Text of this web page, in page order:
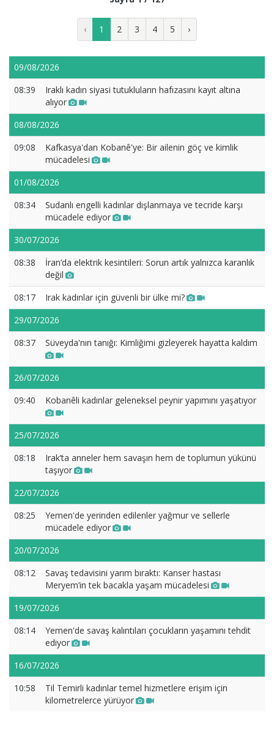
‹ 1 2 3 4 5 ›
09/08/2026
08:39
Iraklı kadın siyasi tutukluların hafızasını kayıt altına
alıyor
08/08/2026
09:08
Kafkasya'dan Kobanê'ye: Bir ailenin göç ve kimlik
mücadelesi
01/08/2026
08:34
Sudanlı engelli kadınlar dışlanmaya ve tecride karşı
mücadele ediyor
30/07/2026
08:38
İran’da elektrik kesintileri: Sorun artık yalnızca karanlık
değil
08:17
Irak kadınlar için güvenli bir ülke mi?
29/07/2026
08:37
Süveyda'nın tanığı: Kimliğimi gizleyerek hayatta kaldım
26/07/2026
09:40
Kobanêli kadınlar geleneksel peynir yapımını yaşatıyor
25/07/2026
08:18
Irak’ta anneler hem savaşın hem de toplumun yükünü
taşıyor
22/07/2026
08:25
Yemen'de yerinden edilenler yağmur ve sellerle
mücadele ediyor
20/07/2026
08:12
Savaş tedavisini yarım bıraktı: Kanser hastası
Meryem’in tek bacakla yaşam mücadelesi
19/07/2026
08:14
Yemen'de savaş kalıntıları çocukların yaşamını tehdit
ediyor
16/07/2026
10:58
Til Temirli kadınlar temel hizmetlere erişim için
kilometrelerce yürüyor